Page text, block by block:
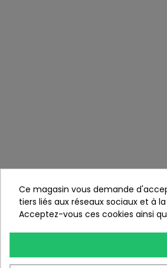
Ce magasin vous demande
tiers liés aux réseaux sociaux et à
Acceptez-vous ces cookies ainsi